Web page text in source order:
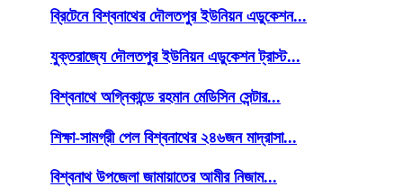
ব্রিটেনে বিশ্বনাথের দৌলতপুর ইউনিয়ন এডুকেশন...
যুক্তরাজ্যে দৌলতপুর ইউনিয়ন এডুকেশন ট্রাস্ট...
বিশ্বনাথে অগ্নিকান্ডে রহমান মেডিসিন সেন্টার...
শিক্ষা-সামগ্রী পেল বিশ্বনাথের ২৪৬জন মাদ্রাসা...
বিশ্বনাথ উপজেলা জামায়াতের আমীর নিজাম...